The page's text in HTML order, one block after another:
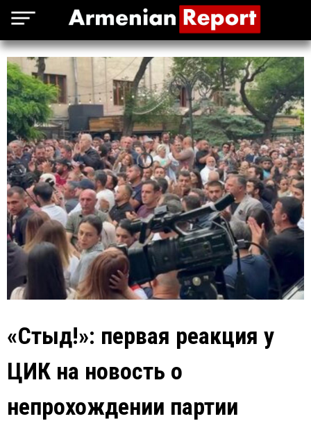
«Стыд!»: первая реакция у
ЦИК на новость о
непрохождении партии